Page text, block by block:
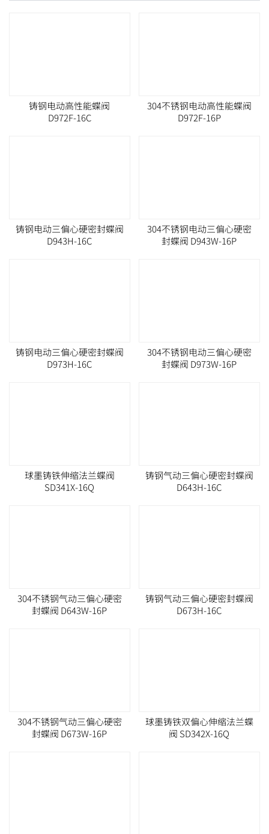
铸钢电动高性能蝶阀
D972F-16C
304不锈钢电动高性能蝶阀
D972F-16P
铸钢电动三偏心硬密封蝶阀
D943H-16C
304不锈钢电动三偏心硬密
封蝶阀 D943W-16P
铸钢电动三偏心硬密封蝶阀
D973H-16C
304不锈钢电动三偏心硬密
封蝶阀 D973W-16P
球墨铸铁伸缩法兰蝶阀
SD341X-16Q
铸钢气动三偏心硬密封蝶阀
D643H-16C
304不锈钢气动三偏心硬密
封蝶阀 D643W-16P
铸钢气动三偏心硬密封蝶阀
D673H-16C
304不锈钢气动三偏心硬密
封蝶阀 D673W-16P
球墨铸铁双偏心伸缩法兰蝶
阀 SD342X-16Q